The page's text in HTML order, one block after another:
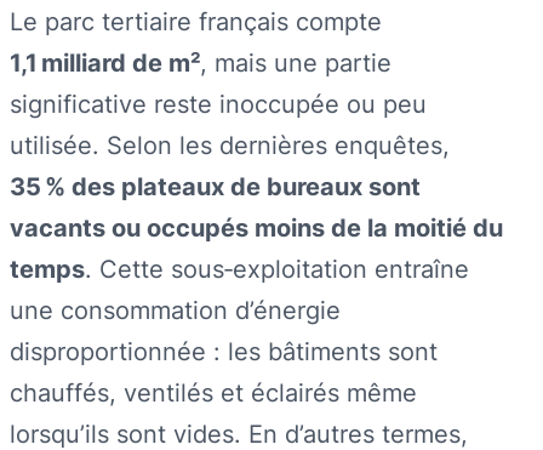
Le parc tertiaire français compte
1,1 milliard de m², mais une partie
significative reste inoccupée ou peu
utilisée. Selon les dernières enquêtes,
35 % des plateaux de bureaux sont
vacants ou occupés moins de la moitié du
temps. Cette sous‑exploitation entraîne
une consommation d’énergie
disproportionnée : les bâtiments sont
chauffés, ventilés et éclairés même
lorsqu’ils sont vides. En d’autres termes,